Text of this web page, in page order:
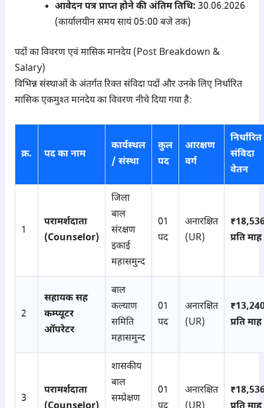
आवेदन पत्र प्राप्त होने की अंतिम तिथि: 30.06.2026
(कार्यालयीन समय सायं 05:00 बजे तक)
पदों का विवरण एवं मासिक मानदेय (Post Breakdown &
Salary)
विभिन्न संस्थाओं के अंतर्गत रिक्त संविदा पदों और उनके लिए निर्धारित
मासिक एकमुश्त मानदेय का विवरण नीचे दिया गया है:
क्र. पद का नाम
कार्यस्थल
/ संस्था
कुल
पद
आरक्षण
वर्ग
निर्धारित
संविदा
वेतन
1
परामर्शदाता
(Counselor)
जिला
बाल
संरक्षण
इकाई
महासमुन्द
01
पद
अनारक्षित
(UR)
प्रति माह
2
सहायक सह
कम्प्यूटर
ऑपरेटर
बाल
कल्याण
समिति
महासमुन्द
01
पद
अनारक्षित
(UR)
प्रति माह
3
परामर्शदाता
शासकीय
बाल
सम्प्रेक्षण
01
अनारक्षित